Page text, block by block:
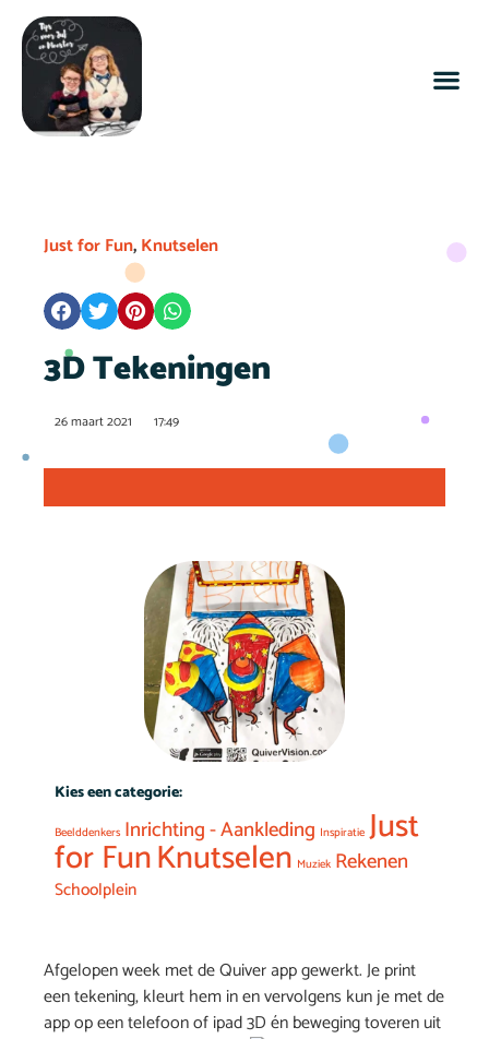
Just for Fun,Knutselen
3D Tekeningen
26 maart 2021 17:49
Kies een categorie:
Beelddenkers Inrichting - Aankleding Inspiratie Just
for FunKnutselen Muziek Rekenen
Schoolplein
Afgelopen week met de Quiver app gewerkt. Je print
een tekening, kleurt hem in en vervolgens kun je met de
app op een telefoon of ipad 3D én beweging toveren uit